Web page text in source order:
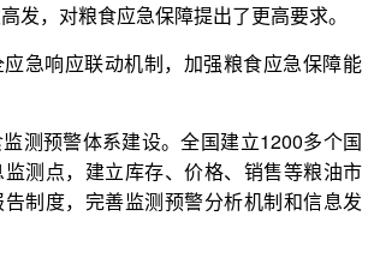
发，对粮食应急保障提出了更高要求。
急响应联动机制，加强粮食应急保障能
测预警体系建设。全国建立1200多个国
测点，建立库存、价格、销售等粮油市
制度，完善监测预警分析机制和信息发